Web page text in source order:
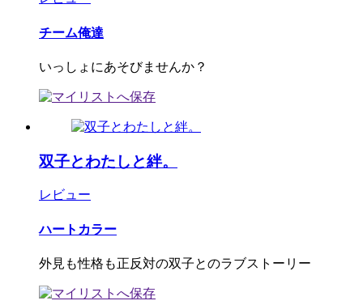
チーム俺達
いっしょにあそびませんか？
双子とわたしと絆。
レビュー
ハートカラー
外見も性格も正反対の双子とのラブストーリー